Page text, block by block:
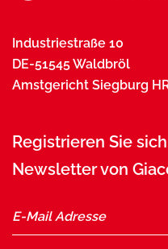
Industriestraße 10
DE-51545 Waldbröl
Amstgericht Siegburg
Registrieren Sie
Newsletter von